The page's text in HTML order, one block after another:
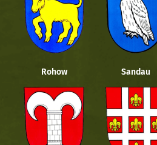
Rohow Sandau